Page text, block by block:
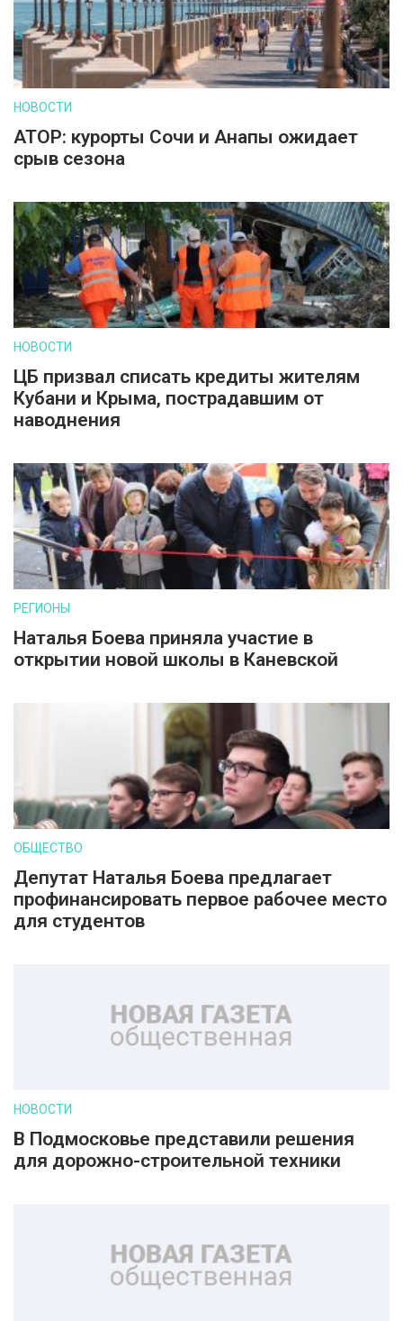
НОВОСТИ
АТОР: курорты Сочи и Анапы ожидает
срыв сезона
НОВОСТИ
ЦБ призвал списать кредиты жителям
Кубани и Крыма, пострадавшим от
наводнения
РЕГИОНЫ
Наталья Боева приняла участие в
открытии новой школы в Каневской
ОБЩЕСТВО
Депутат Наталья Боева предлагает
профинансировать первое рабочее место
для студентов
НОВОСТИ
В Подмосковье представили решения
для дорожно-строительной техники